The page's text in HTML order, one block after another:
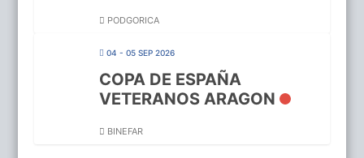
PODGORICA
04 - 05 SEP 2026
COPA DE ESPAÑA
VETERANOS ARAGON
BINEFAR